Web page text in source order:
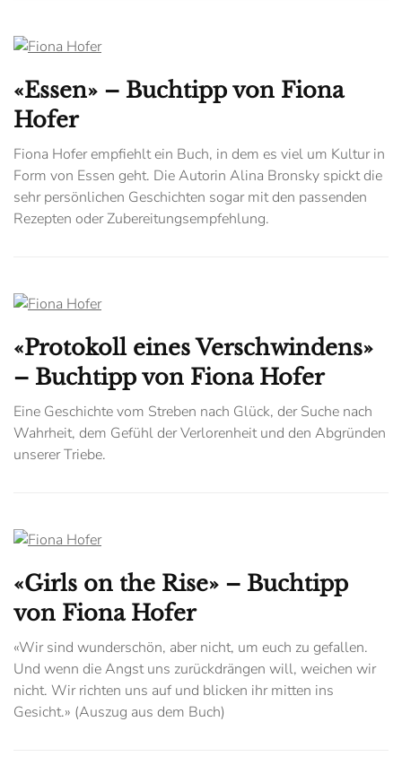
«Essen» – Buchtipp von Fiona
Hofer
Fiona Hofer empfiehlt ein Buch, in dem es viel um Kultur in
Form von Essen geht. Die Autorin Alina Bronsky spickt die
sehr persönlichen Geschichten sogar mit den passenden
Rezepten oder Zubereitungsempfehlung.
«Protokoll eines Verschwindens»
– Buchtipp von Fiona Hofer
Eine Geschichte vom Streben nach Glück, der Suche nach
Wahrheit, dem Gefühl der Verlorenheit und den Abgründen
unserer Triebe.
«Girls on the Rise» – Buchtipp
von Fiona Hofer
«Wir sind wunderschön, aber nicht, um euch zu gefallen.
Und wenn die Angst uns zurückdrängen will, weichen wir
nicht. Wir richten uns auf und blicken ihr mitten ins
Gesicht.» (Auszug aus dem Buch)